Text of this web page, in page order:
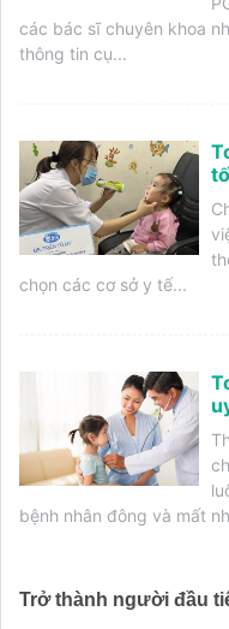
các bác sĩ chuyên khoa
thông tin cụ...
chọn các cơ sở y tế...
bệnh nhân đông và mất
Trở thành người đầu